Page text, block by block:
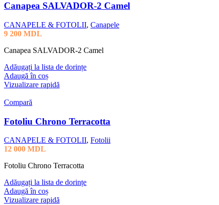
Canapea SALVADOR-2 Camel
CANAPELE & FOTOLII, Canapele
9 200 MDL
Canapea SALVADOR-2 Camel
Adăugați la lista de dorințe
Adaugă în coș
Vizualizare rapidă
Compară
Fotoliu Chrono Terracotta
CANAPELE & FOTOLII, Fotolii
12 000 MDL
Fotoliu Chrono Terracotta
Adăugați la lista de dorințe
Adaugă în coș
Vizualizare rapidă